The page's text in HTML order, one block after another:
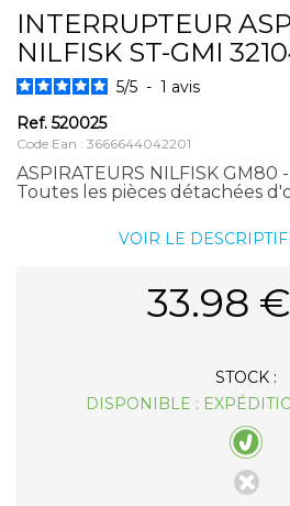
INTERRUPTEUR
NILFISK ST-GMI
5/5 - 1 avis
Ref. 520025
Code Ean : 3666644042201
ASPIRATEURS NILFISK GM80
Toutes les pièces détachées
VOIR LE
33.98 €
STOCK :
DISPONIBLE :